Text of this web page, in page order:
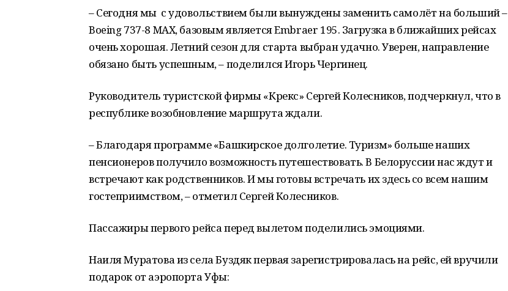
– Сегодня мы с удовольствием были вынуждены заменить самолёт на больший –
Boeing 737-8 MAX, базовым является Embraer 195. Загрузка в ближайших рейсах
очень хорошая. Летний сезон для старта выбран удачно. Уверен, направление
обязано быть успешным, – поделился Игорь Чергинец.
Руководитель туристской фирмы «Крекс» Сергей Колесников, подчеркнул, что в
республике возобновление маршрута ждали.
– Благодаря программе «Башкирское долголетие. Туризм» больше наших
пенсионеров получило возможность путешествовать. В Белоруссии нас ждут и
встречают как родственников. И мы готовы встречать их здесь со всем нашим
гостеприимством, – отметил Сергей Колесников.
Пассажиры первого рейса перед вылетом поделились эмоциями.
Наиля Муратова из села Буздяк первая зарегистрировалась на рейс, ей вручили
подарок от аэропорта Уфы: